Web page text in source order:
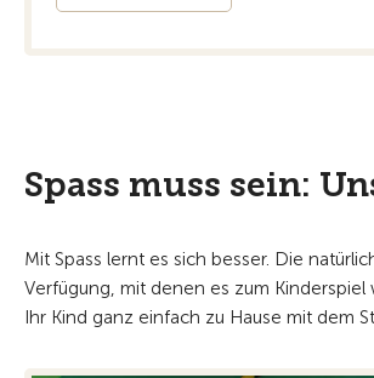
Spass muss sein:
Mit Spass lernt es sich besser. Die
Verfügung, mit denen es zum
Ihr Kind ganz einfach zu Hause mit dem